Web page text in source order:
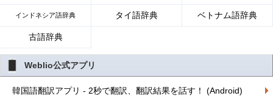
インドネシア語辞典 タイ語辞典 ベトナム語辞典
古語辞典
Weblio公式アプリ
韓国語翻訳アプリ - 2秒で翻訳、翻訳結果を話す！ (Android)